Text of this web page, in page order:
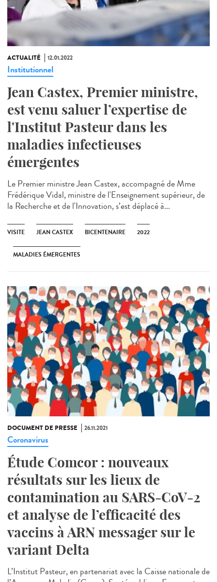
ACTUALITÉ 12.01.2022
Institutionnel
Jean Castex, Premier ministre,
est venu saluer l’expertise de
l'Institut Pasteur dans les
maladies infectieuses
émergentes
Le Premier ministre Jean Castex, accompagné de Mme
Frédérique Vidal, ministre de l'Enseignement supérieur, de
la Recherche et de l'Innovation, s’est déplacé à...
VISITE JEAN CASTEX BICENTENAIRE 2022
MALADIES ÉMERGENTES
DOCUMENT DE PRESSE 26.11.2021
Coronavirus
Étude Comcor : nouveaux
résultats sur les lieux de
contamination au SARS-CoV-2
et analyse de l’efficacité des
vaccins à ARN messager sur le
variant Delta
L’Institut Pasteur, en partenariat avec la Caisse nationale de